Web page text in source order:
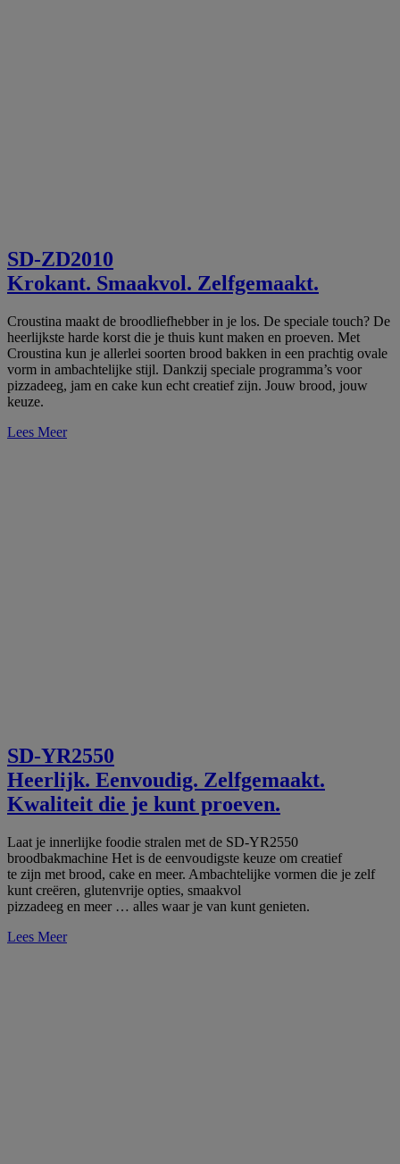
SD-ZD2010
Krokant. Smaakvol. Zelfgemaakt.
Croustina maakt de broodliefhebber in je los. De speciale touch? De
heerlijkste harde korst die je thuis kunt maken en proeven. Met
Croustina kun je allerlei soorten brood bakken in een prachtig ovale
vorm in ambachtelijke stijl. Dankzij speciale programma’s voor
pizzadeeg, jam en cake kun echt creatief zijn. Jouw brood, jouw
keuze.
Lees Meer
SD-YR2550
Heerlijk. Eenvoudig. Zelfgemaakt.
Kwaliteit die je kunt proeven.
Laat je innerlijke foodie stralen met de SD-YR2550
broodbakmachine Het is de eenvoudigste keuze om creatief
te zijn met brood, cake en meer. Ambachtelijke vormen die je zelf
kunt creëren, glutenvrije opties, smaakvol
pizzadeeg en meer … alles waar je van kunt genieten.
Lees Meer